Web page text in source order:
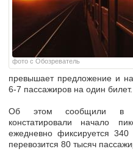
фото с Обозреватель
превышает предложение и
6-7 пассажиров на один билет.
Об этом сообщили в
констатировали начало
ежедневно фиксируется
перевозится 80 тысяч